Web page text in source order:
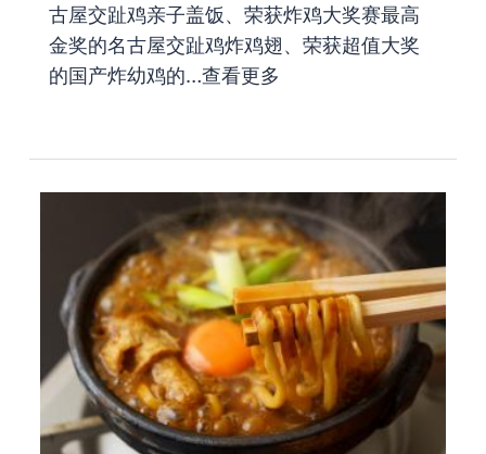
古屋交趾鸡亲子盖饭、荣获炸鸡大奖赛最高
金奖的名古屋交趾鸡炸鸡翅、荣获超值大奖
的国产炸幼鸡的…查看更多